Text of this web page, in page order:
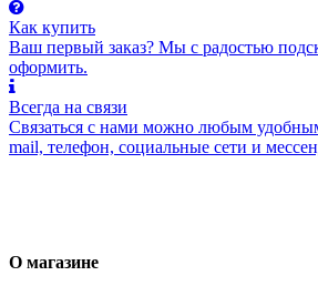
Как купить
Ваш первый заказ? Мы с радостью
оформить.
Всегда на связи
Связаться с нами можно любым
mail, телефон, социальные сети и
О магазине